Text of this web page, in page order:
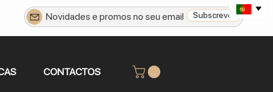
Subscrever
CONTACTOS